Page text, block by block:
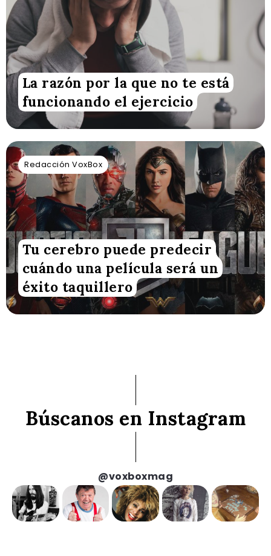
La razón por la que no te está
funcionando el ejercicio
Redacción VoxBox
Tu cerebro puede predecir
cuándo una película será un
éxito taquillero
Búscanos en Instagram
@voxboxmag